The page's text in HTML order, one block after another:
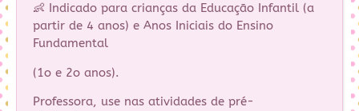
👶 Indicado para crianças da Educação Infantil (a
partir de 4 anos) e Anos Iniciais do Ensino
Fundamental
(1o e 2o anos).
Professora, use nas atividades de pré-